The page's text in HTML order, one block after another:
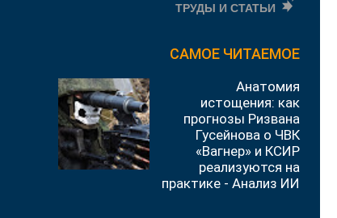
ТРУДЫ И СТАТЬИ
САМОЕ ЧИТАЕМОЕ
Анатомия
истощения: как
прогнозы Ризвана
Гусейнова о ЧВК
«Вагнер» и КСИР
реализуются на
практике - Анализ ИИ